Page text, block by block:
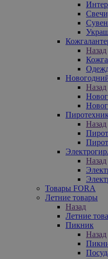
Назад
Назад
Назад
Назад
Товары FORA
Летние товары
Назад
Летние
Пикник
Назад